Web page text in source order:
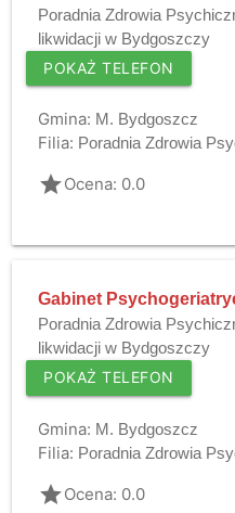
Poradnia Zdrowia
likwidacji w Bydgoszczy
POKAŻ TELEFON
Gmina: M. Bydgoszcz
Filia: Poradnia Zdrowia
gradeOcena: 0.0
Gabinet
Poradnia Zdrowia
likwidacji w Bydgoszczy
POKAŻ TELEFON
Gmina: M. Bydgoszcz
Filia: Poradnia Zdrowia
gradeOcena: 0.0